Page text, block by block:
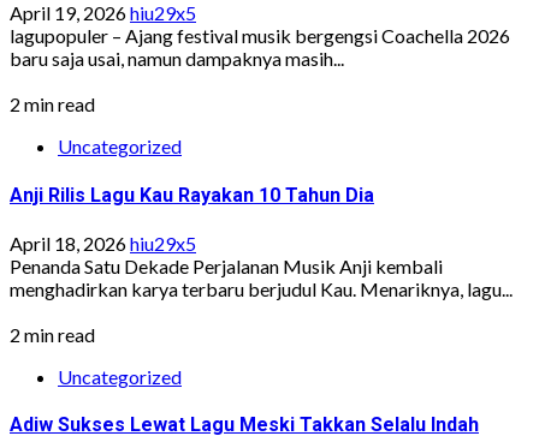
April 19, 2026hiu29x5
lagupopuler – Ajang festival musik bergengsi Coachella 2026
baru saja usai, namun dampaknya masih...
2 min read
Uncategorized
Anji Rilis Lagu Kau Rayakan 10 Tahun Dia
April 18, 2026hiu29x5
Penanda Satu Dekade Perjalanan Musik Anji kembali
menghadirkan karya terbaru berjudul Kau. Menariknya, lagu...
2 min read
Uncategorized
Adiw Sukses Lewat Lagu Meski Takkan Selalu Indah